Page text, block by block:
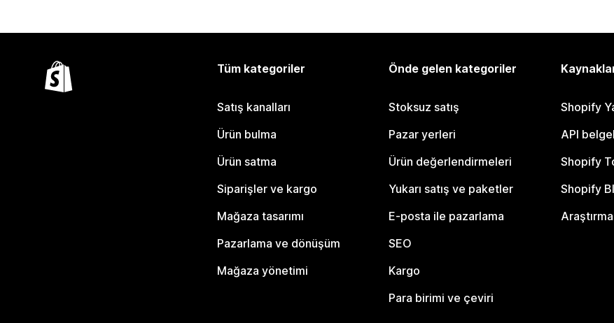
Tüm kategoriler
Satış kanalları
Ürün bulma
Ürün satma
Siparişler ve kargo
Mağaza tasarımı
Pazarlama ve dönüşüm
Mağaza yönetimi
Önde gelen kategoriler
Stoksuz satış
Pazar yerleri
Ürün değerlendirmeleri
Yukarı satış ve paketler
E-posta ile pazarlama
SEO
Kargo
Para birimi ve çeviri
Shopify
API
Shopify
Shopify
Araştırma